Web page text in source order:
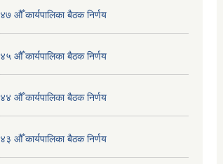
४७ औँ कार्यपालिका बैठक निर्णय
४५ औँ कार्यपालिका बैठक निर्णय
४४ औँ कार्यपालिका बैठक निर्णय
४३ औँ कार्यपालिका बैठक निर्णय